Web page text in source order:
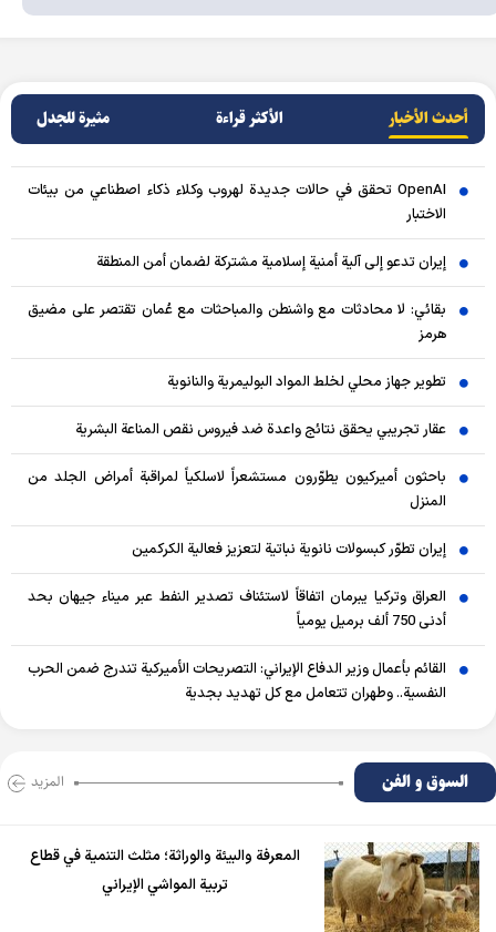
أحدث الأخبار الأکثر قراءة مثيرة للجدل
OpenAI تحقق في حالات جديدة لهروب وكلاء ذكاء اصطناعي من بيئات
الاختبار
إيران تدعو إلى آلية أمنية إسلامية مشتركة لضمان أمن المنطقة
بقائي: لا محادثات مع واشنطن والمباحثات مع عُمان تقتصر على مضيق
هرمز
تطوير جهاز محلي لخلط المواد البوليمرية والنانوية
عقار تجريبي يحقق نتائج واعدة ضد فيروس نقص المناعة البشرية
باحثون أميركيون يطوّرون مستشعراً لاسلكياً لمراقبة أمراض الجلد من
المنزل
إيران تطوّر كبسولات نانوية نباتية لتعزيز فعالية الكركمين
العراق وتركيا يبرمان اتفاقاً لاستئناف تصدير النفط عبر ميناء جيهان بحد
أدنى 750 ألف برميل يومياً
القائم بأعمال وزير الدفاع الإيراني: التصريحات الأميركية تندرج ضمن الحرب
النفسية.. وطهران تتعامل مع كل تهديد بجدية
السوق و الفن المزید
المعرفة والبيئة والوراثة؛ مثلث التنمية في قطاع
تربية المواشي الإيراني